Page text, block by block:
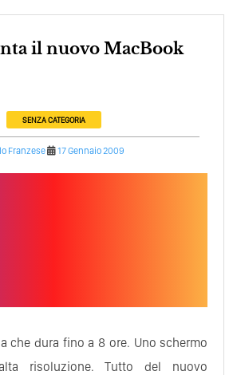
SENZA CATEGORIA
Franzese 17 Gennaio 2009
che dura fino a 8 ore. Uno schermo
risoluzione. Tutto del nuovo